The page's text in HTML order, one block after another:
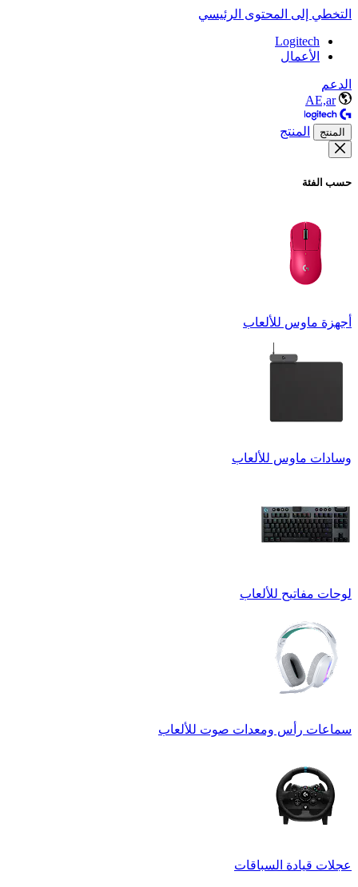
التخطي إلى المحتوى الرئيسي
Logitech
الأعمال
الدعم
AE,ar
المنتج المنتج
حسب الفئة
أجهزة ماوس للألعاب
وسادات ماوس للألعاب
لوحات مفاتيح للألعاب
سماعات رأس ومعدات صوت للألعاب
عجلات قيادة السباقات